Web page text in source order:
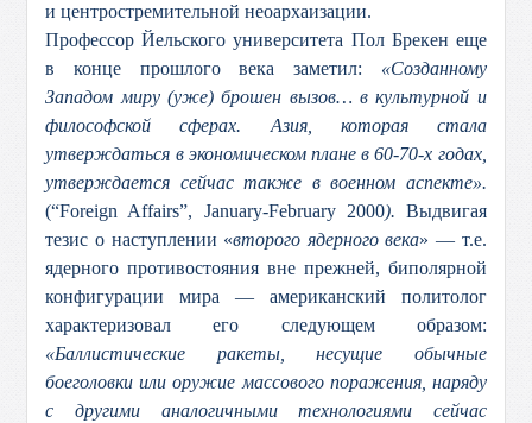
и центростремительной неоархаизации.
Профессор Йельского университета Пол Брекен еще
в конце прошлого века заметил: «Созданному
Западом миру (уже) брошен вызов… в культурной и
философской сферах. Азия, которая стала
утверждаться в экономическом плане в 60-70-х годах,
утверждается сейчас также в военном аспекте».
(“Foreign Affairs”, January-February 2000). Выдвигая
тезис о наступлении «второго ядерного века» — т.е.
ядерного противостояния вне прежней, биполярной
конфигурации мира — американский политолог
характеризовал его следующем образом:
«Баллистические ракеты, несущие обычные
боеголовки или оружие массового поражения, наряду
с другими аналогичными технологиями сейчас